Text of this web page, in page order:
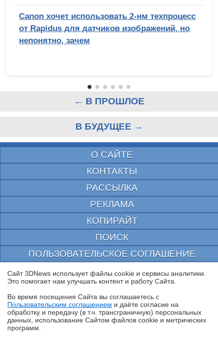
Canon хочет использовать 2-нм техпроцесс
от Rapidus для датчиков изображений, но
непонятно, зачем
← В ПРОШЛОЕ
В БУДУЩЕЕ →
О САЙТЕ
КОНТАКТЫ
РАССЫЛКА
РЕКЛАМА
КОПИРАЙТ
ПОИСК
ПОЛЬЗОВАТЕЛЬСКОЕ СОГЛАШЕНИЕ
ЗАЩИЩЕНО CURATOR
© 1997—2026 Электронное периодическое издание "3ДНьюс" | Свидетельство о
выдано Федеральной Службой по надзору за соблюдением законодательства в сфере
массовых коммуникаций и охране культурного наследия
При цитировании документа ссылка на сайт с указанием автора обязательна. Полное
заимствование документа является нарушением
российского и международного законодательства и возможно только с согласия
Сайт 3DNews использует файлы cookie и сервисы аналитики.
Это помогает нам улучшать контент и работу Cайта.
Во время посещения Cайта вы соглашаетесь с
Пользовательским соглашением и даёте согласие на
обработку и передачу (в т.ч. трансграничную) персональных
данных, использование Cайтом файлов cookie и метрических
программ.